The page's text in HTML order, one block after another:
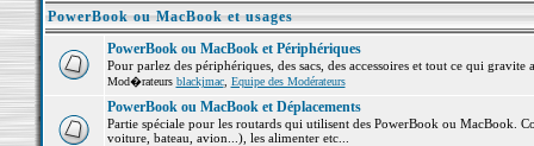
PowerBook ou MacBook et usages
PowerBook ou MacBook et Périphériques
Pour parlez des périphériques, des sacs, des accessoires et tout ce qui
Mod�rateurs blackjmac, Equipe des Modérateurs
PowerBook ou MacBook et Déplacements
Partie spéciale pour les routards qui utilisent des PowerBook ou MacBook.
voiture, bateau, avion...), les alimenter etc...